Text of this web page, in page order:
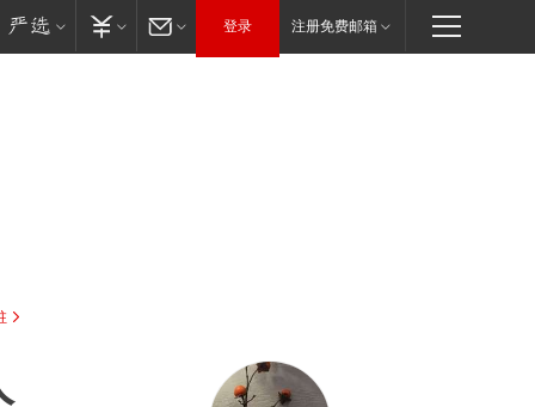
登录 注册免费邮箱